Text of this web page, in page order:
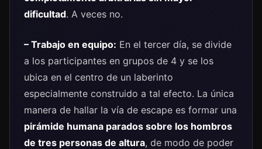
dificultad. A veces no.
– Trabajo en equipo: En el tercer día, se divide
a los participantes en grupos de 4 y se los
ubica en el centro de un laberinto
especialmente construido a tal efecto. La única
manera de hallar la vía de escape es formar una
pirámide humana parados sobre los hombros
de tres personas de altura, de modo de poder